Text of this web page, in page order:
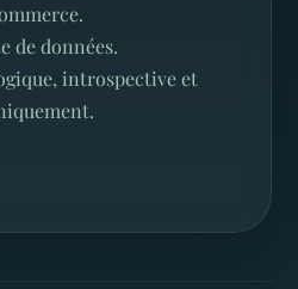
de données.
introspective et